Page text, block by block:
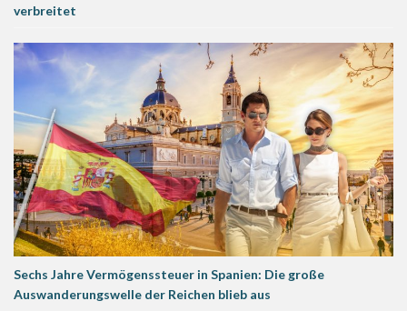
verbreitet
Sechs Jahre Vermögenssteuer in Spanien: Die große
Auswanderungswelle der Reichen blieb aus